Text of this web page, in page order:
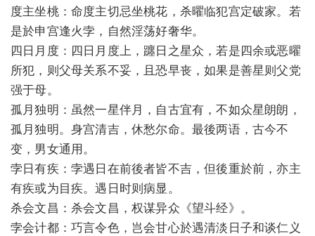
度主坐桃：命度主切忌坐桃花，杀曜临犯宫定破家。若
是於申宫逢火孛，自然淫荡好奢华。
四日月度：四日月度上，躔日之星众，若是四余或恶曜
所犯，则父母关系不妥，且恐早丧，如果是善星则父党
强于母。
孤月独明：虽然一星伴月，自古宜有，不如众星朗朗，
孤月独明。身宫清吉，休愁尔命。最後两语，古今不
变，男女通用。
孛日有疾：孛遇日在前後者皆不吉，但後重於前，亦主
有疾或为目疾。遇日时则病显。
杀会文昌：杀会文昌，权谋异众《望斗经》。
孛会计都：巧言令色，岂会甘心於遇清淡日子和谈仁义